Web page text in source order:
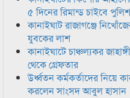
৫ দিনের রিমান্ড চাইবে পুলিশ
কানাইঘাট রাজাগঞ্জে
যুবকের লাশ
কানাইঘাটে চাঞ্চল্যকর
থেকে গ্রেফতার
উর্ধ্বতন কর্মকর্তাদের নিয়ে
করলেন সাংসদ আবুল হাসান